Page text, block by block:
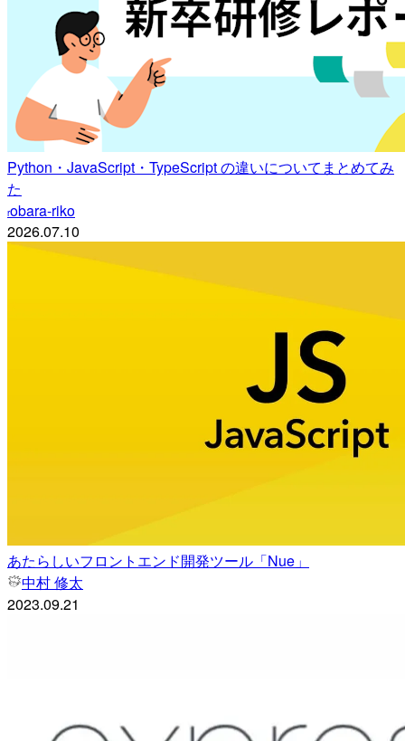
Python・JavaScript・TypeScript の違いについてまとめてみ
た
robara-riko
2026.07.10
あたらしいフロントエンド開発ツール「Nue」
中村 修太
2023.09.21